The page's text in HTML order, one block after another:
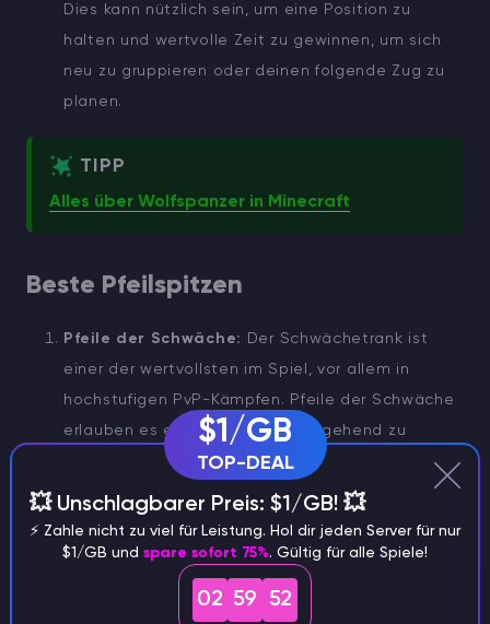
Dies kann nützlich sein, um eine Position zu
halten und wertvolle Zeit zu gewinnen, um sich
neu zu gruppieren oder deinen folgende Zug zu
planen.
TIPP
Alles über Wolfspanzer in Minecraft
Beste Pfeilspitzen
Pfeile der Schwäche:
Der Schwächetrank ist
einer der wertvollsten im Spiel, vor allem in
hochstufigen PvP-Kämpfen. Pfeile der Schwäche
erlauben es euch, Gegner durchgehend zu
schwächen und so ihre Kampfeffektivität
allmählich zu verringern. Mit der Zeit wird ihre
Fähigkeit, sich zu wehren, abnehmen, so dass Sie
die Oberhand gewinnen.
$1/GB
TOP-DEAL
💥 Unschlagbarer Preis: $1/GB! 💥
⚡️ Zahle nicht zu viel für Leistung. Hol dir jeden Server für nur
$1/GB und spare sofort 75%. Gültig für alle Spiele!
02 59 51